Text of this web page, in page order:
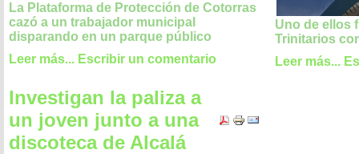
La Plataforma de Protección de Cotorras
cazó a un trabajador municipal
disparando en un parque público
Leer más... Escribir un comentario
Investigan la paliza a
un joven junto a una
discoteca de Alcalá
Uno de ellos
Trinitarios
Leer más...